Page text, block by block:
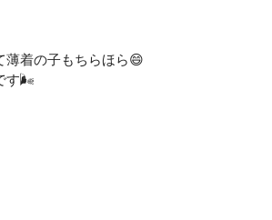
薄着の子もちらほら😄
す🌬